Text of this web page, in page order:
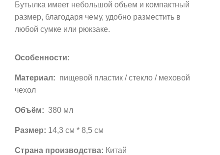
Бутылка имеет небольшой объем и компактный
размер, благодаря чему, удобно разместить в
любой сумке или рюкзаке.
Особенности:
Материал: пищевой пластик / стекло / меховой
чехол
Объём: 380 мл
Размер: 14,3 см * 8,5 см
Страна производства: Китай